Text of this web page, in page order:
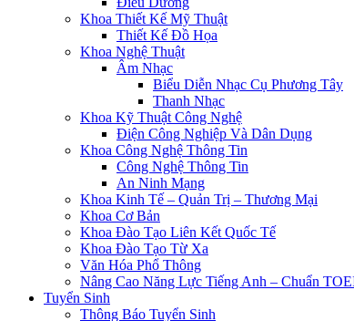
Khoa Thiết Kế Mỹ Thuật
Thiết Kế Đồ Họa
Khoa Nghệ Thuật
Âm Nhạc
Biểu Diễn Nhạc Cụ Phương Tây
Thanh Nhạc
Khoa Kỹ Thuật Công Nghệ
Điện Công Nghiệp Và Dân Dụng
Khoa Công Nghệ Thông Tin
Công Nghệ Thông Tin
An Ninh Mạng
Khoa Kinh Tế – Quản Trị – Thương Mại
Khoa Cơ Bản
Khoa Đào Tạo Liên Kết Quốc Tế
Khoa Đào Tạo Từ Xa
Văn Hóa Phổ Thông
Nâng Cao Năng Lực Tiếng Anh – Chuẩn
Tuyển Sinh
Thông Báo Tuyển Sinh